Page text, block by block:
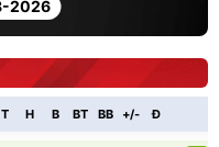
2026
T H B BT BB +/- Đ